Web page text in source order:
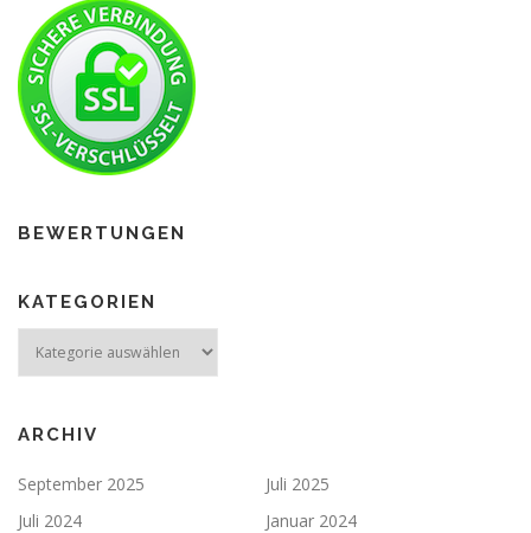
BEWERTUNGEN
KATEGORIEN
ARCHIV
September 2025
Juli 2025
Juli 2024
Januar 2024